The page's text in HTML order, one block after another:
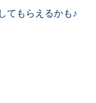
てもらえるかも♪